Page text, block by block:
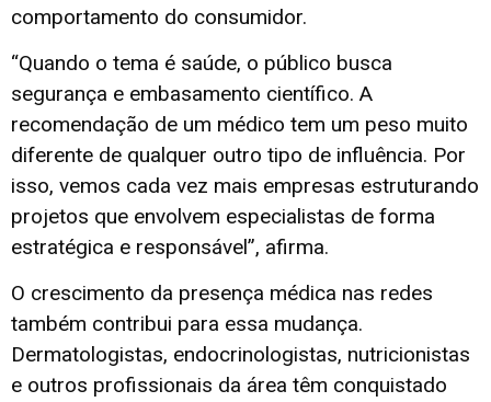
comportamento do consumidor.
“Quando o tema é saúde, o público busca
segurança e embasamento científico. A
recomendação de um médico tem um peso muito
diferente de qualquer outro tipo de influência. Por
isso, vemos cada vez mais empresas estruturando
projetos que envolvem especialistas de forma
estratégica e responsável”, afirma.
O crescimento da presença médica nas redes
também contribui para essa mudança.
Dermatologistas, endocrinologistas, nutricionistas
e outros profissionais da área têm conquistado